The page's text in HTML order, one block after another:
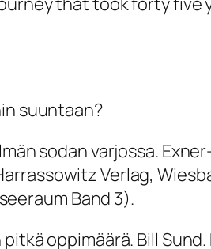
suuntaan?
sodan varjossa.
Verlag,
Band 3).
oppimäärä. Bill Sund.